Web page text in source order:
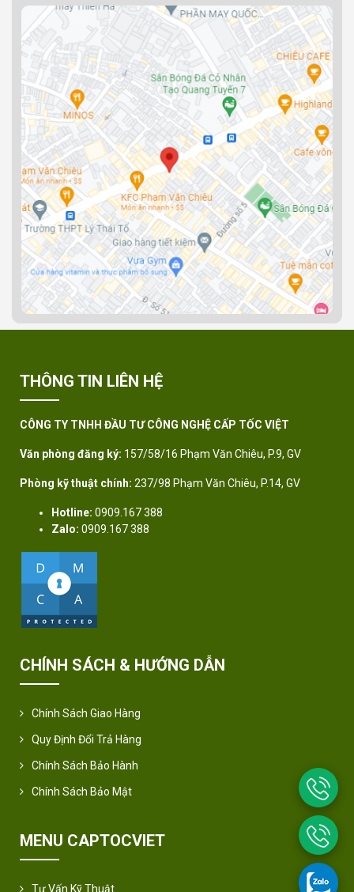
THÔNG TIN LIÊN HỆ
CÔNG TY TNHH ĐẦU TƯ CÔNG NGHỆ CẤP TỐC VIỆT
Văn phòng đăng ký: 157/58/16 Phạm Văn Chiêu, P.9, GV
Phòng kỹ thuật chính: 237/98 Phạm Văn Chiêu, P.14, GV
Hotline: 0909.167 388
Zalo: 0909.167 388
CHÍNH SÁCH & HƯỚNG DẪN
Chính Sách Giao Hàng
Quy Định Đổi Trả Hàng
Chính Sách Bảo Hành
Chính Sách Bảo Mật
MENU CAPTOCVIET
Tư Vấn Kỹ Thuật